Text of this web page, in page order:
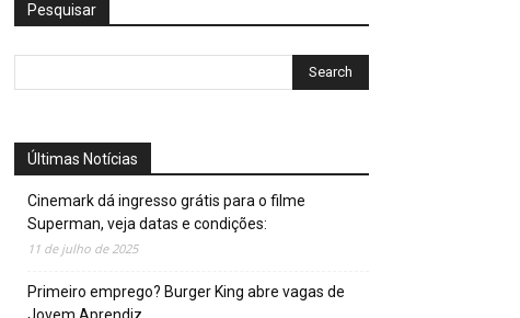
Pesquisar
Últimas Notícias
Cinemark dá ingresso grátis para o filme
Superman, veja datas e condições:
11 de julho de 2025
Primeiro emprego? Burger King abre vagas de